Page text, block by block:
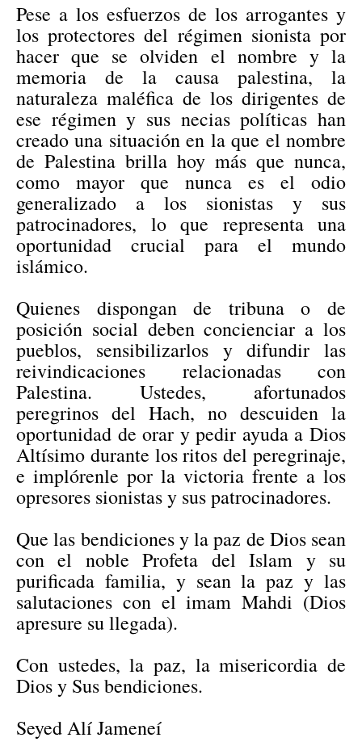
Pese a los esfuerzos de los arrogantes y
los protectores del régimen sionista por
hacer que se olviden el nombre y la
memoria de la causa palestina, la
naturaleza maléfica de los dirigentes de
ese régimen y sus necias políticas han
creado una situación en la que el nombre
de Palestina brilla hoy más que nunca,
como mayor que nunca es el odio
generalizado a los sionistas y sus
patrocinadores, lo que representa una
oportunidad crucial para el mundo
islámico.
Quienes dispongan de tribuna o de
posición social deben concienciar a los
pueblos, sensibilizarlos y difundir las
reivindicaciones relacionadas con
Palestina. Ustedes, afortunados
peregrinos del Hach, no descuiden la
oportunidad de orar y pedir ayuda a Dios
Altísimo durante los ritos del peregrinaje,
e implórenle por la victoria frente a los
opresores sionistas y sus patrocinadores.
Que las bendiciones y la paz de Dios sean
con el noble Profeta del Islam y su
purificada familia, y sean la paz y las
salutaciones con el imam Mahdi (Dios
apresure su llegada).
Con ustedes, la paz, la misericordia de
Dios y Sus bendiciones.
Seyed Alí Jameneí